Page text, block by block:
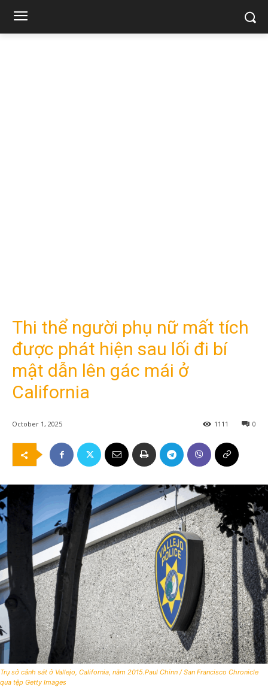
Thi thể người phụ nữ mất tích
được phát hiện sau lối đi bí
mật dẫn lên gác mái ở
California
October 1, 2025 0
1111
Trụ sở cảnh sát ở Vallejo, California, năm 2015.Paul Chinn / San Francisco Chronicle
qua tệp Getty Images